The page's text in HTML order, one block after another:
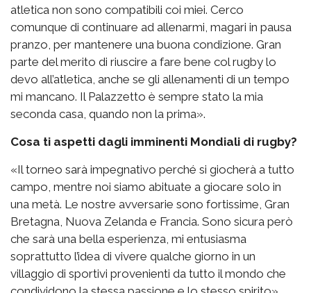
atletica non sono compatibili coi miei. Cerco
comunque di continuare ad allenarmi, magari in pausa
pranzo, per mantenere una buona condizione. Gran
parte del merito di riuscire a fare bene col rugby lo
devo all’atletica, anche se gli allenamenti di un tempo
mi mancano. Il Palazzetto è sempre stato la mia
seconda casa, quando non la prima».
Cosa ti aspetti dagli imminenti Mondiali di rugby?
«Il torneo sarà impegnativo perché si giocherà a tutto
campo, mentre noi siamo abituate a giocare solo in
una metà. Le nostre avversarie sono fortissime, Gran
Bretagna, Nuova Zelanda e Francia. Sono sicura però
che sarà una bella esperienza, mi entusiasma
soprattutto l’idea di vivere qualche giorno in un
villaggio di sportivi provenienti da tutto il mondo che